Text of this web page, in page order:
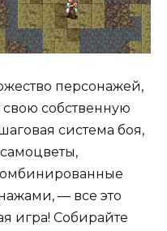
персонажей,
собственную
система боя,
— все это
игра! Собирайте